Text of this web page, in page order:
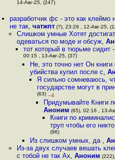
14-Авг-25, (247)
разработчик фс - это как
не так,чатжпт (?), 23:29 , 12-Авг-25,
Слишком умные Хотят
одеваться по моде и обсуж,
тот который в тюрьме сидит
00:15 , 13-Авг-25, (37)
Не, это точно нет Он
убийства купил после с,
Я сильно сомневаюсь,
государстве могут в
(63) –4
Придумывайте Книги
Аноним (65), 02:16 , 13-
Книги по
труп чтобы его
(96)
Из слишком умных, да ,
Из-за двух случаев вешать
с тобой не так Ах, Аноним